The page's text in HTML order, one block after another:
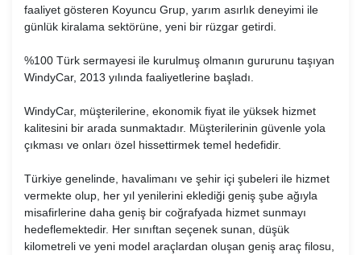
faaliyet gösteren Koyuncu Grup, yarım asırlık deneyimi ile
günlük kiralama sektörüne, yeni bir rüzgar getirdi.
%100 Türk sermayesi ile kurulmuş olmanın gururunu taşıyan
WindyCar, 2013 yılında faaliyetlerine başladı.
WindyCar, müşterilerine, ekonomik fiyat ile yüksek hizmet
kalitesini bir arada sunmaktadır. Müşterilerinin güvenle yola
çıkması ve onları özel hissettirmek temel hedefidir.
Türkiye genelinde, havalimanı ve şehir içi şubeleri ile hizmet
vermekte olup, her yıl yenilerini eklediği geniş şube ağıyla
misafirlerine daha geniş bir coğrafyada hizmet sunmayı
hedeflemektedir. Her sınıftan seçenek sunan, düşük
kilometreli ve yeni model araçlardan oluşan geniş araç filosu,